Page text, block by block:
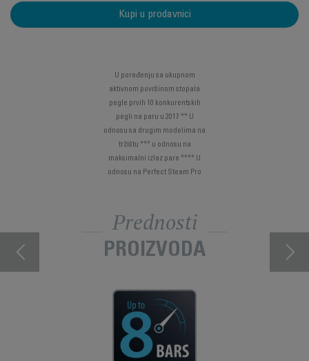
Kupi u prodavnici
U poređenju sa ukupnom
aktivnom površinom stopala
pegle prvih 10 konkurentskih
pegli na paru u 2017 ** U
odnosu sa drugim modelima na
tržištu *** u odnosu na
maksimalni izlaz pare **** U
odnosu na Perfect Steam Pro
Prednosti
PROIZVODA